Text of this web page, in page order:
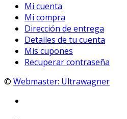
Mi cuenta
Mi compra
Dirección de entrega
Detalles de tu cuenta
Mis cupones
Recuperar contraseña
© Webmaster: Ultrawagner